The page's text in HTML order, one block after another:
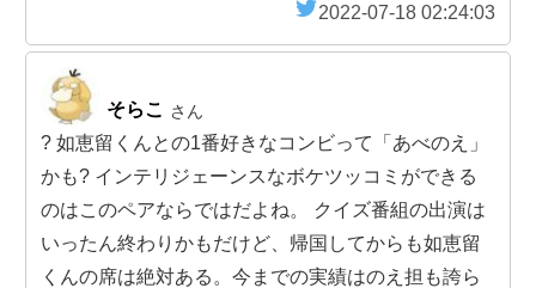
2022-07-18 02:24:03
そらこ さん
? 如恵留くんとの1番好きなコンビって「あべのえ」
かも? インテリジェーンスなボケツッコミができる
のはこのペアならではだよね。 クイズ番組の出演は
いったん終わりかもだけど、帰国してからも如恵留
くんの席は絶対ある。今までの実績はのえ担も誇ら